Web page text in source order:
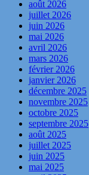
août 2026
juillet 2026
juin 2026
mai 2026
avril 2026
mars 2026
février 2026
janvier 2026
décembre 2025
novembre 2025
octobre 2025
septembre 2025
août 2025
juillet 2025
juin 2025
mai 2025